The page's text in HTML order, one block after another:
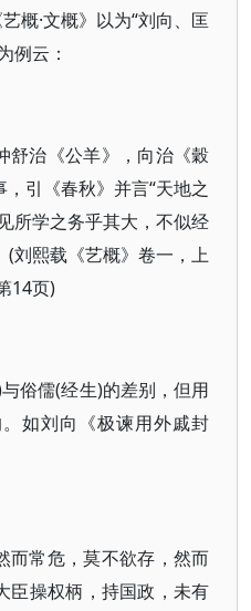
概·文概》以为“刘向、匡
例云：
舒治《公羊》，向治《穀
引《春秋》并言“天地之
所学之务乎其大，不似经
刘熙载《艺概》卷一，上
14页)
俗儒(经生)的差别，但用
如刘向《极谏用外戚封
而常危，莫不欲存，然而
臣操权柄，持国政，未有